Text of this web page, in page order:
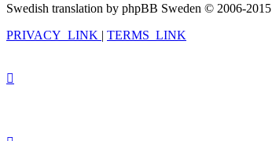
Swedish translation by phpBB Sweden © 2006-2015
PRIVACY_LINK | TERMS_LINK